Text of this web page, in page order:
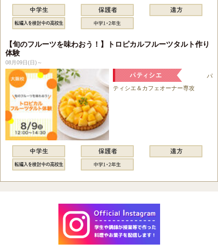
【旬のフルーツを味わおう！】トロピカルフルーツタルト作り
体験
08月09日(日)～
パ
ティシエ＆カフェオーナー専攻